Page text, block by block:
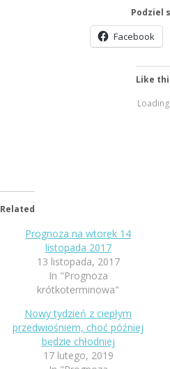
Podziel
Facebook
Like
Related
Prognoza na wtorek 14
listopada 2017
13 listopada, 2017
In "Prognoza
krótkoterminowa"
Nowy tydzień z ciepłym
przedwiośniem, choć później
będzie chłodniej
17 lutego, 2019